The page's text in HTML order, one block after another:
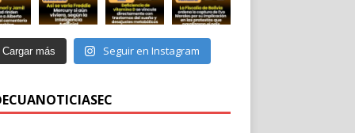
Cargar más Seguir en Instagram